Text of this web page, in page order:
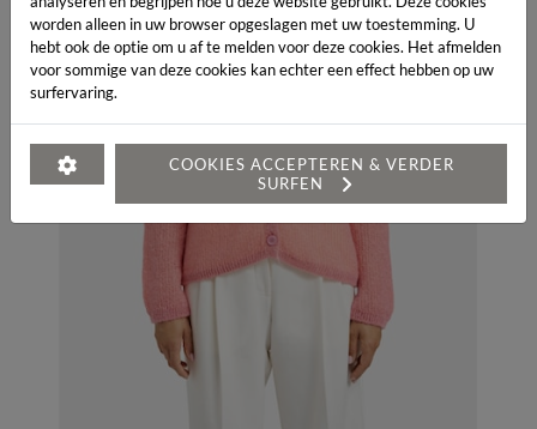
worden alleen in uw browser opgeslagen met uw toestemming. U
hebt ook de optie om u af te melden voor deze cookies. Het afmelden
voor sommige van deze cookies kan echter een effect hebben op uw
surfervaring.
COOKIES ACCEPTEREN & VERDER
SURFEN